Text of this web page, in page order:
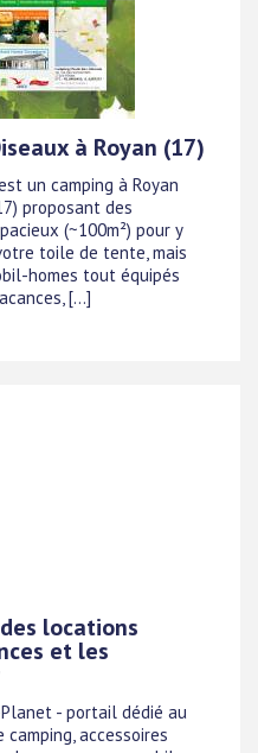
à Royan (17)
un camping à Royan
proposant des
(~100m²) pour y
toile de tente, mais
homes tout équipés
[...]
locations
et les
- portail dédié au
accessoires